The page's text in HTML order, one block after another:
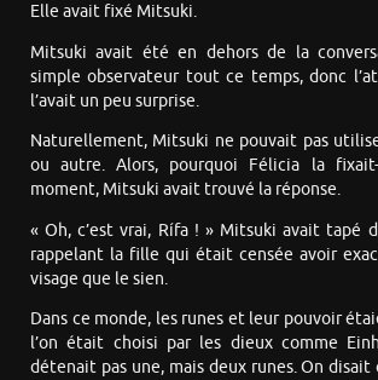
Elle avait fixé Mitsuki.
Mitsuki avait été en dehors de la
simple observateur tout ce temps, donc
l’avait un peu surprise.
Naturellement, Mitsuki ne pouvait pas
ou autre. Alors, pourquoi Félicia la
moment, Mitsuki avait trouvé la réponse.
« Oh, c’est vrai, Rífa ! » Mitsuki avait tapé
rappelant la fille qui était censée avoir
visage que le sien.
Dans ce monde, les runes et leur pouvoir
l’on était choisi par les dieux comme
détenait pas une, mais deux runes. On disait